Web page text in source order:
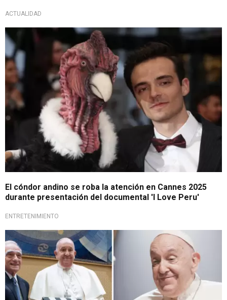
ACTUALIDAD
La verdadera estrella del día
El cóndor andino se roba la atención en Cannes 2025
durante presentación del documental 'I Love Peru'
ENTRETENIMIENTO
En honor al Santo Padre